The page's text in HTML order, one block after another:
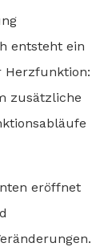
entsteht ein
Herzfunktion:
zusätzliche
eröffnet